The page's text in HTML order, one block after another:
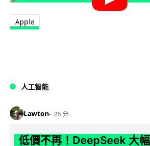
Apple
人工智能
Lawton 26 分
低價不再！DeepSeek 大